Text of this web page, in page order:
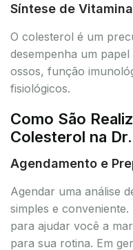
Síntese de
O colesterol é um
desempenha um
ossos, função
fisiológicos.
Como São
Colesterol na
Agendamento e
Agendar uma análise
simples e
para ajudar você a
para sua rotina. Em